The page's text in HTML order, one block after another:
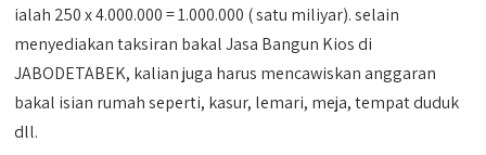
ialah 250 x 4.000.000 = 1.000.000 ( satu miliyar). selain
menyediakan taksiran bakal Jasa Bangun Kios di
JABODETABEK, kalian juga harus mencawiskan anggaran
bakal isian rumah seperti, kasur, lemari, meja, tempat duduk
dll.